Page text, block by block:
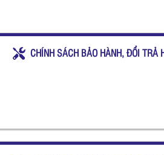
CHÍNH SÁCH BẢO HÀNH, ĐỔI TRẢ